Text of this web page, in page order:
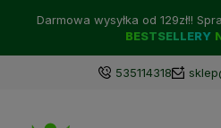
Darmowa wysyłka od 129zł!!
BESTSELLERY
535114318